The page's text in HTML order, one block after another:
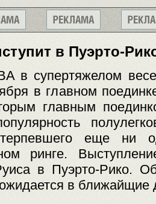
в Пуэрто-
в супертяжелом
в главном
главным
еще ни
ринге.
в Пуэрто-Рико.
в ближайщие